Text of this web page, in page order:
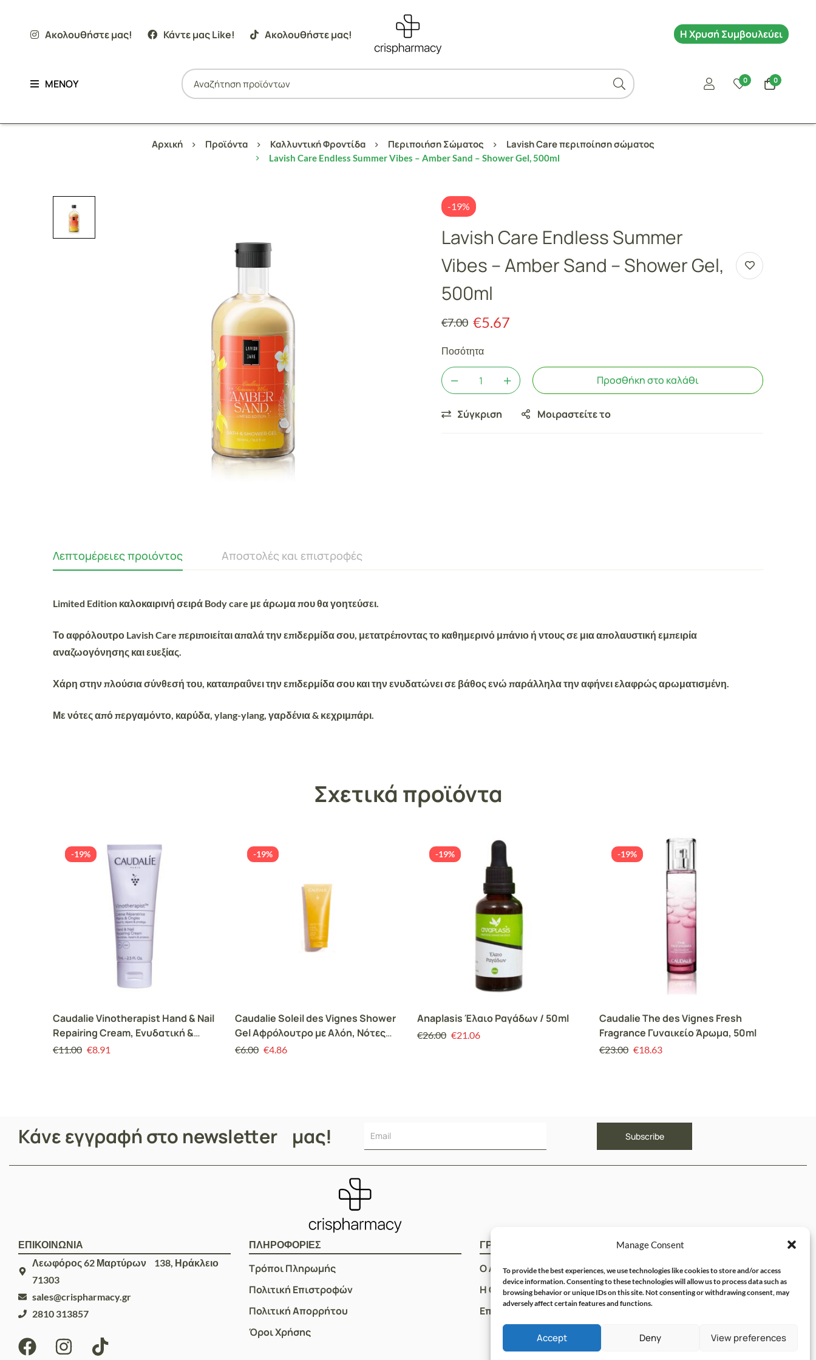
Manage Consent
To provide the best experiences, we use technologies like cookies to store and/or access
device information. Consenting to these technologies will allow us to process data such as
browsing behavior or unique IDs on this site. Not consenting or withdrawing consent, may
adversely affect certain features and functions.
Accept Deny View preferences
ΜΕΝΟΥ 0 0
Ακολουθήστε μας! Κάντε μας Like! Ακολουθήστε μας! Η Χρυσή Συμβουλεύει
Αρχική Προϊόντα Καλλυντική Φροντίδα Περιποιήση Σώματος Lavish Care περιποίηση σώματος
Lavish Care Endless Summer Vibes – Amber Sand – Shower Gel, 500ml
-19%
Lavish Care Endless Summer
Vibes – Amber Sand – Shower Gel,
500ml
€7.00 €5.67
Ποσότητα
Προσθήκη στο καλάθι
Σύγκριση Μοιραστείτε το
Λεπτομέρειες προιόντος Αποστολές και επιστροφές
Limited Edition καλοκαιρινή σειρά Body care με άρωμα που θα γοητεύσει.
Το αφρόλουτρο Lavish Care περιποιείται απαλάτην επιδερμίδα σου, μετατρέποντας το καθημερινό μπάνιο ή ντους σε μια απολαυστική εμπειρία
αναζωογόνησης και ευεξίας.
Χάρη στην πλούσια σύνθεσή του, καταπραΰνειτην επιδερμίδα σου και τηνενυδατώνεισε βάθος ενώ παράλληλα την αφήνειελαφρώς αρωματισμένη.
Μενότες απόπεργαμόντο, καρύδα, ylang-ylang, γαρδένια & κεχριμπάρι.
Σχετικά προϊόντα
-19%
Caudalie Vinotherapist Hand & Nail
Repairing Cream, Ενυδατική &
Επανορθωτική Κρέμα Χεριών &
€11.00 €8.91
-19%
Caudalie Soleil des Vignes Shower
Gel Αφρόλουτρο με Αλόη, Νότες
Καρύδας, Άνθη Πορτοκαλίας &
€6.00 €4.86
-19%
Anaplasis Έλαιο Ραγάδων / 50ml
€26.00 €21.06
-19%
Caudalie The des Vignes Fresh
Fragrance Γυναικείο Άρωμα, 50ml
€23.00 €18.63
Κάνε εγγραφή στο newsletter μας!
ΕΠΙΚΟΙΝΩΝΙΑ
Λεωφόρος 62 Μαρτύρων 138, Ηράκλειο
71303
sales@crispharmacy.gr
2810 313857
ΠΛΗΡΟΦΟΡΙΕΣ
Τρόποι Πληρωμής
Πολιτική Επιστροφών
Πολιτική Απορρήτου
Όροι Χρήσης
ΓΡΗΓΟΡOI ΣΥΝΔΕΣΜΟΙ
Ο Λογαριασμός μου
Η Ομάδα μας
Επικοινωνία